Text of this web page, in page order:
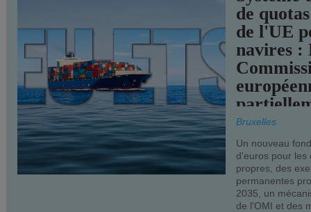
de
de l'UE
navires :
Bruxelles
Un nouveau
d'euros pour les
propres, des
permanentes
2035, un
de l'OMI et des